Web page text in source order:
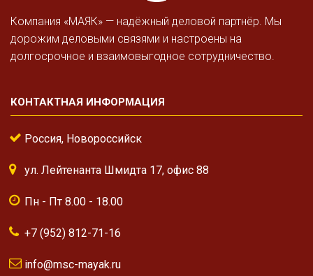
Компания «МАЯК» — надёжный деловой партнёр. Мы
дорожим деловыми связями и настроены на
долгосрочное и взаимовыгодное сотрудничество.
КОНТАКТНАЯ ИНФОРМАЦИЯ
Россия, Новороссийск
ул. Лейтенанта Шмидта 17, офис 88
Пн - Пт 8.00 - 18.00
+7 (952) 812-71-16
info@msc-mayak.ru